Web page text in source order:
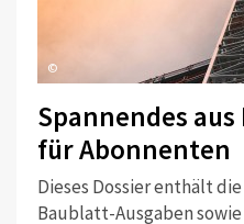
©
Spannendes
für Abonnenten
Dieses Dossier enthält
Baublatt-Ausgaben